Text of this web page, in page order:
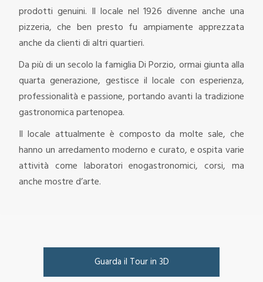
prodotti genuini. Il locale nel 1926 divenne anche una
pizzeria, che ben presto fu ampiamente apprezzata
anche da clienti di altri quartieri.
Da più di un secolo la famiglia Di Porzio, ormai giunta alla
quarta generazione, gestisce il locale con esperienza,
professionalità e passione, portando avanti la tradizione
gastronomica partenopea.
Il locale attualmente è composto da molte sale, che
hanno un arredamento moderno e curato, e ospita varie
attività come laboratori enogastronomici, corsi, ma
anche mostre d’arte.
Guarda il Tour in 3D